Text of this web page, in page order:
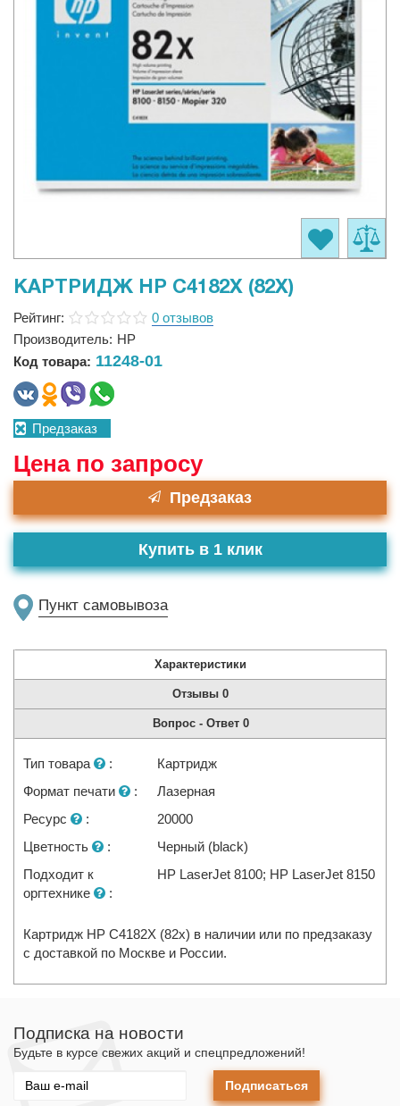
КАРТРИДЖ HP C4182X (82X)
Рейтинг:
0 отзывов
Производитель: HP
Код товара: 11248-01
Предзаказ
Цена по запросу
Предзаказ
Пункт самовывоза
Купить в 1 клик
Характеристики
Отзывы 0
Вопрос - Ответ 0
Тип товара :
Картридж
Формат печати
:
Лазерная
Ресурс
:
20000
Цветность
:
Черный (black)
Подходит к
оргтехнике
:
HP LaserJet 8100; HP LaserJet 8150
Картридж HP C4182X (82x) в наличии или по предзаказу
с доставкой по Москве и России.
Подписка на новости
Будьте в курсе свежих акций и спецпредложений!
Подписаться